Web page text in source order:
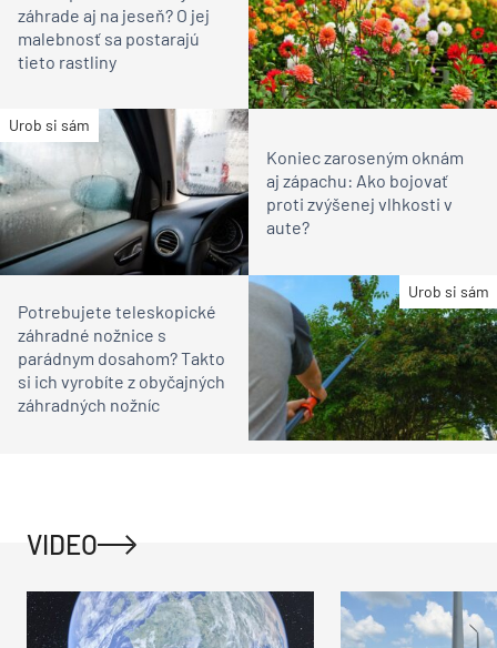
záhrade aj na jeseň? O jej
malebnosť sa postarajú
tieto rastliny
Urob si sám
Koniec zaroseným oknám
aj zápachu: Ako bojovať
proti zvýšenej vlhkosti v
aute?
Urob si sám
Potrebujete teleskopické
záhradné nožnice s
parádnym dosahom? Takto
si ich vyrobíte z obyčajných
záhradných nožníc
VIDEO